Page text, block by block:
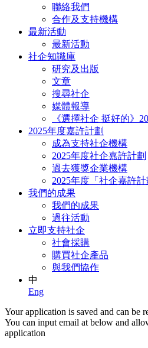
聯絡我們
合作及支持機構
最新活動
最新活動
社企知識庫
研究及出版
文章
搜尋社企
媒體報導
《選擇社企 挺好的》
2025年度嘉許計劃
成為支持社企機構
2025年度社企嘉許計劃
過去獲獎企業機構
2025年度「社企嘉許
我們的成果
我們的成果
過往活動
立即支持社企
社會採購
購買社企產品
與我們協作
中
Eng
Your application is saved and can be
You can input email at below and
application